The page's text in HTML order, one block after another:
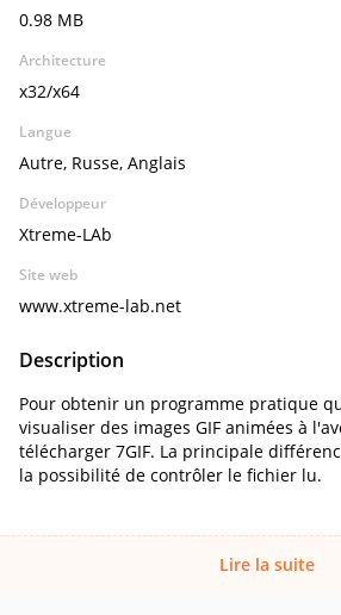
0.98 MB
Architecture
x32/x64
Langue
Autre, Russe, Anglais
Développeur
Xtreme-LAb
Site web
www.xtreme-lab.net
Description
Pour obtenir un programme pratique
visualiser des images GIF animées à
télécharger 7GIF. La principale
la possibilité de contrôler le fichier lu.
Lire la suite